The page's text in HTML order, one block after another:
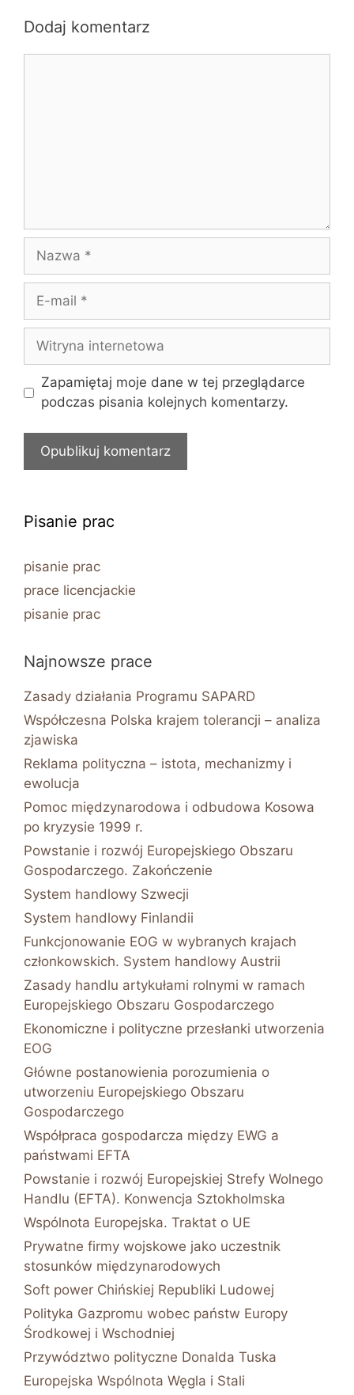
Dodaj komentarz
Nazwa
Witryna
internetowa
Zapamiętaj moje dane w tej przeglądarce
podczas pisania kolejnych komentarzy.
Pisanie prac
pisanie prac
prace licencjackie
pisanie prac
Najnowsze prace
Zasady działania Programu SAPARD
Współczesna Polska krajem tolerancji – analiza
zjawiska
Reklama polityczna – istota, mechanizmy i
ewolucja
Pomoc międzynarodowa i odbudowa Kosowa
po kryzysie 1999 r.
Powstanie i rozwój Europejskiego Obszaru
Gospodarczego. Zakończenie
System handlowy Szwecji
System handlowy Finlandii
Funkcjonowanie EOG w wybranych krajach
członkowskich. System handlowy Austrii
Zasady handlu artykułami rolnymi w ramach
Europejskiego Obszaru Gospodarczego
Ekonomiczne i polityczne przesłanki utworzenia
EOG
Główne postanowienia porozumienia o
utworzeniu Europejskiego Obszaru
Gospodarczego
Współpraca gospodarcza między EWG a
państwami EFTA
Powstanie i rozwój Europejskiej Strefy Wolnego
Handlu (EFTA). Konwencja Sztokholmska
Wspólnota Europejska. Traktat o UE
Prywatne firmy wojskowe jako uczestnik
stosunków międzynarodowych
Soft power Chińskiej Republiki Ludowej
Polityka Gazpromu wobec państw Europy
Środkowej i Wschodniej
Przywództwo polityczne Donalda Tuska
Europejska Wspólnota Węgla i Stali